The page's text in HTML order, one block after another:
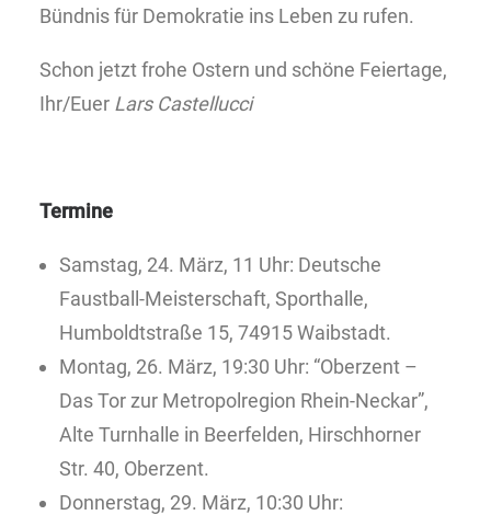
Bündnis für Demokratie ins Leben zu rufen.
Schon jetzt frohe Ostern und schöne Feiertage,
Ihr/Euer Lars Castellucci
Termine
Samstag, 24. März, 11 Uhr: Deutsche
Faustball-Meisterschaft, Sporthalle,
Humboldtstraße 15, 74915 Waibstadt.
Montag, 26. März, 19:30 Uhr: “Oberzent –
Das Tor zur Metropolregion Rhein-Neckar”,
Alte Turnhalle in Beerfelden, Hirschhorner
Str. 40, Oberzent.
Donnerstag, 29. März, 10:30 Uhr: